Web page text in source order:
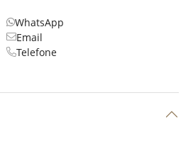
WhatsApp
Email
Telefone